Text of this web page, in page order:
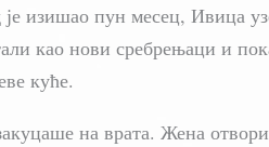
изишао пун месец, Ивица
као нови сребрењаци и
куће.
на врата. Жена